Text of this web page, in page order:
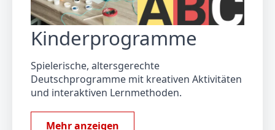
Kinderprogramme
Spielerische, altersgerechte
Deutschprogramme mit kreativen Aktivitäten
und interaktiven Lernmethoden.
Mehr anzeigen